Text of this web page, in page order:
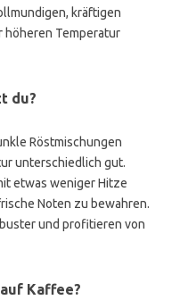
kräftigen
höheren Temperatur
du?
Röstmischungen
unterschiedlich gut.
etwas weniger Hitze
Noten zu bewahren.
und profitieren von
Kaffee?